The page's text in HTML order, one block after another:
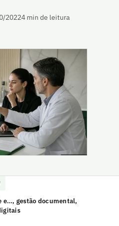
20224 min de leitura
e…, gestão documental,